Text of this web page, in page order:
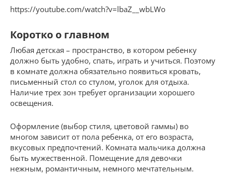
https://youtube.com/watch?v=lbaZ__wbLWo
Коротко о главном
Любая детская – пространство, в котором ребенку
должно быть удобно, спать, играть и учиться. Поэтому
в комнате должна обязательно появиться кровать,
письменный стол со стулом, уголок для отдыха.
Наличие трех зон требует организации хорошего
освещения.
Оформление (выбор стиля, цветовой гаммы) во
многом зависит от пола ребенка, от его возраста,
вкусовых предпочтений. Комната мальчика должна
быть мужественной. Помещение для девочки
нежным, романтичным, немного мечтательным.